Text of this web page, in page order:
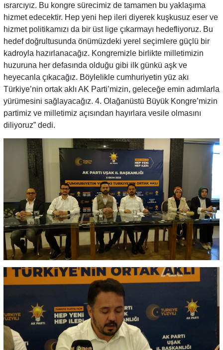
ısrarcıyız. Bu kongre sürecimiz de tamamen bu yaklaşıma
hizmet edecektir. Hep yeni hep ileri diyerek kuşkusuz eser ve
hizmet politikamızı da bir üst lige çıkarmayı hedefliyoruz. Bu
hedef doğrultusunda önümüzdeki yerel seçimlere güçlü bir
kadroyla hazırlanacağız. Kongremizle birlikte milletimizin
huzuruna her defasında olduğu gibi ilk günkü aşk ve
heyecanla çıkacağız. Böylelikle cumhuriyetin yüz akı
Türkiye’nin ortak aklı AK Parti’mizin, geleceğe emin adımlarla
yürümesini sağlayacağız. 4. Olağanüstü Büyük Kongre’mizin
partimiz ve milletimiz açısından hayırlara vesile olmasını
diliyoruz” dedi.